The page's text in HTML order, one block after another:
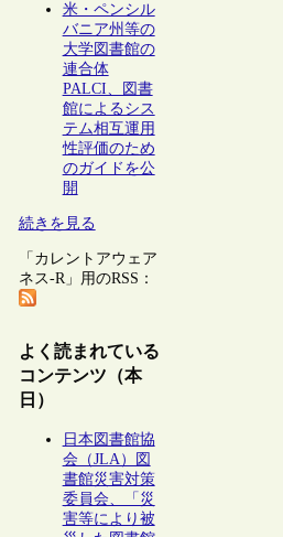
米・ペンシル
バニア州等の
大学図書館の
連合体
PALCI、図書
館によるシス
テム相互運用
性評価のため
のガイドを公
開
続きを見る
「カレントアウェア
ネス-R」用のRSS：
よく読まれている
コンテンツ（本
日）
日本図書館協
会（JLA）図
書館災害対策
委員会、「災
害等により被